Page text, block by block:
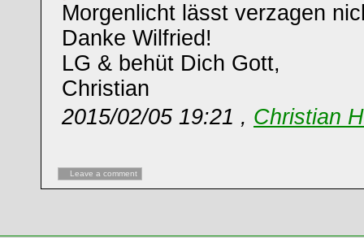
Morgenlicht lässt verzagen
Danke Wilfried!
LG & behüt Dich Gott,
Christian
2015/02/05 19:21 , Christian
Leave a comment